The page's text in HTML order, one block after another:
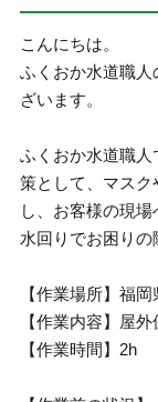
こんにちは。
ふくおか水道職
ざいます。
ふくおか水道職
策として、マス
し、お客様の現場
水回りでお困りの
【作業場所】福
【作業内容】屋
【作業時間】2h